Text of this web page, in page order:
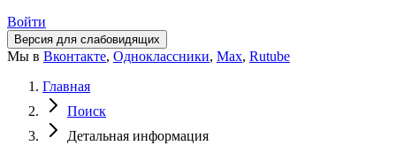
Войти
Версия для слабовидящих
Мы в Вконтакте, Одноклассники, Max, Rutube
Главная
Поиск
Детальная информация